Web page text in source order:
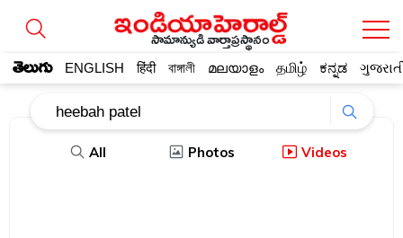
సామాన్యుడి వార్తాప్రస్థానం
తెలుగు ENGLISH हिंदी বাঙ্গালী മലയാളം தமிழ் ಕನ್ನಡ
All Photos Videos